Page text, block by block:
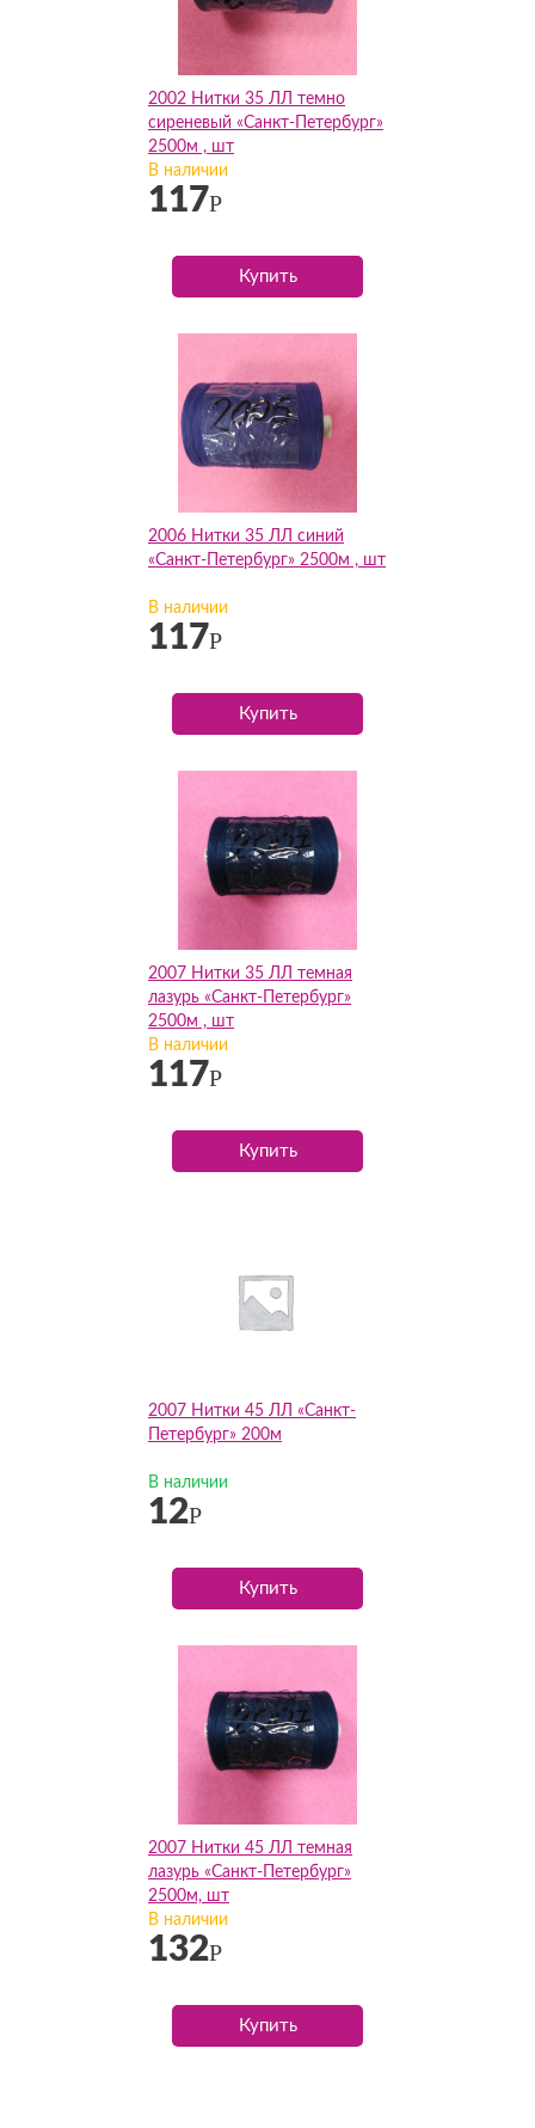
2002 Нитки 35 ЛЛ темно
сиреневый «Санкт-Петербург»
2500м , шт
В наличии
117Р
Купить
2006 Нитки 35 ЛЛ синий
«Санкт-Петербург» 2500м , шт
В наличии
117Р
Купить
2007 Нитки 35 ЛЛ темная
лазурь «Санкт-Петербург»
2500м , шт
В наличии
117Р
Купить
2007 Нитки 45 ЛЛ «Санкт-
Петербург» 200м
В наличии
12Р
Купить
2007 Нитки 45 ЛЛ темная
лазурь «Санкт-Петербург»
2500м, шт
В наличии
132Р
Купить